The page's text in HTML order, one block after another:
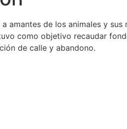
amantes de los animales y sus
como objetivo recaudar
de calle y abandono.